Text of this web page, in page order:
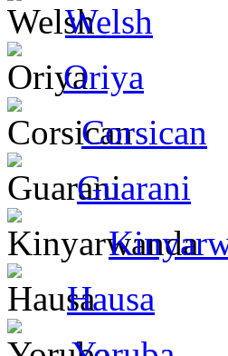
Welsh
Oriya
Corsican
Guarani
Hausa